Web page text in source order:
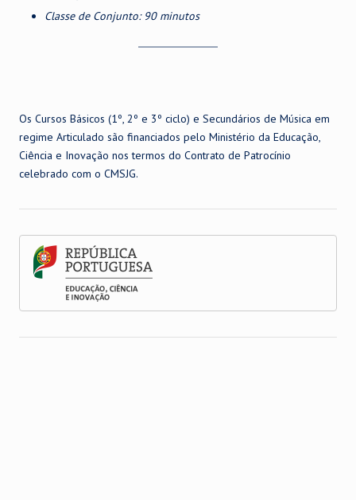
Classe de Conjunto: 90 minutos
Os Cursos Básicos (1º, 2º e 3º ciclo) e Secundários de Música em
regime Articulado são financiados pelo Ministério da Educação,
Ciência e Inovação nos termos do Contrato de Patrocínio
celebrado com o CMSJG.